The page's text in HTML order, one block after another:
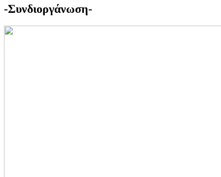
-Συνδιοργάνωση-